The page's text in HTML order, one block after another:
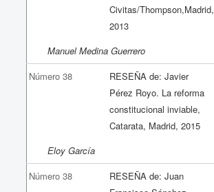
Civitas/Thompson,Madrid,
2013
Manuel Medina Guerrero
Número 38
RESEÑA de: Javier
Pérez Royo. La reforma
constitucional inviable,
Catarata, Madrid, 2015
Eloy García
Número 38
RESEÑA de: Juan